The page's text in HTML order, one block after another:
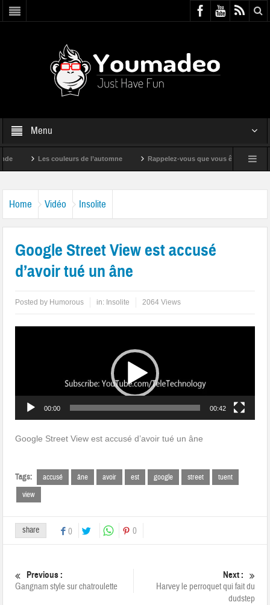
Menu
Les couleurs de l’automne Rappelez-vous que vous êtes super !
Home Vidéo Insolite
Google Street View est accusé
d’avoir tué un âne
Posted by Humorous in: Insolite 2064 Views
00:00 00:42
Google Street View est accusé d’avoir tué un âne
Tags: accusé âne avoir est google street
tuent
view
share 0 0
Previous :
Gangnam style sur chatroulette
Next :
Harvey le perroquet qui fait du
dudstep